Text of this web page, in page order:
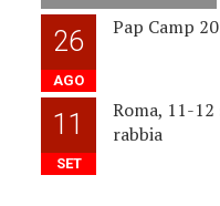
26
AGO
Pap Camp
11
SET
Roma, 11-
rabbia